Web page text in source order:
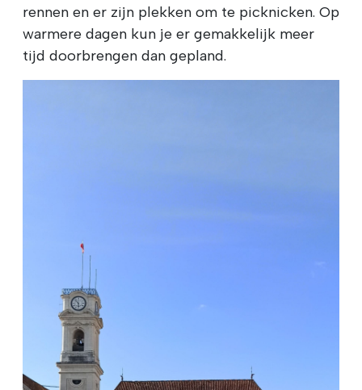
rennen en er zijn plekken om te picknicken. Op
warmere dagen kun je er gemakkelijk meer
tijd doorbrengen dan gepland.